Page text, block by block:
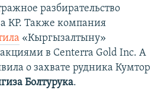
разбирательство
КР. Также компания
«Кыргызалтыну»
в Centerra Gold Inc. А
о захвате рудника Кумтор
Болтурука.